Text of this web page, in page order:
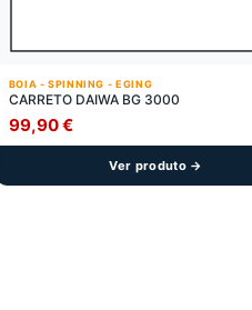
BOIA - SPINNING - EGING
CARRETO DAIWA BG 3000
99,90€
Ver produto →